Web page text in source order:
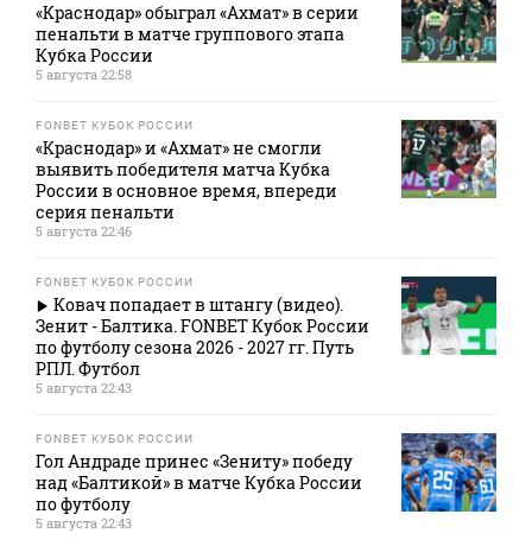
«Краснодар» обыграл «Ахмат» в серии
пенальти в матче группового этапа
Кубка России
5 августа 22:58
FONBET КУБОК РОССИИ
«Краснодар» и «Ахмат» не смогли
выявить победителя матча Кубка
России в основное время, впереди
серия пенальти
5 августа 22:46
FONBET КУБОК РОССИИ
Ковач попадает в штангу (видео).
Зенит - Балтика. FONBET Кубок России
по футболу сезона 2026 - 2027 гг. Путь
РПЛ. Футбол
5 августа 22:43
FONBET КУБОК РОССИИ
Гол Андраде принес «Зениту» победу
над «Балтикой» в матче Кубка России
по футболу
5 августа 22:43